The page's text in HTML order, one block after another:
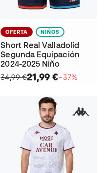
OFERTA NIÑOS
Short Real Valladolid
Segunda Equipación
2024-2025 Niño
34,99 €21,99 €−37%